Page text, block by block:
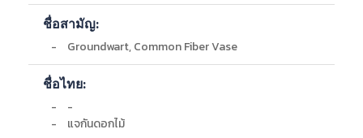
ชื่อสามัญ:
- Groundwart, Common Fiber Vase
ชื่อไทย:
-
-
-
แจกันดอกไม้
แหล่งที่พบภายในประเทศ :
- พิษณุโลก
-
เลย
- เชียงราย, ลำปาง, พะเยา
- กระบี่, ตรัง
ชัยภูมิ